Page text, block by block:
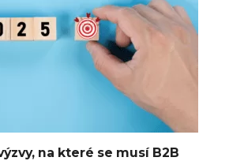
na které se musí B2B